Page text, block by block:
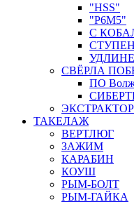
"HSS"
"Р6М5"
С
СВЁРЛА
ПО
ТАКЕЛАЖ
ВЕРТЛЮГ
ЗАЖИМ
КАРАБИН
КОУШ
РЫМ-БОЛТ
РЫМ-ГАЙКА